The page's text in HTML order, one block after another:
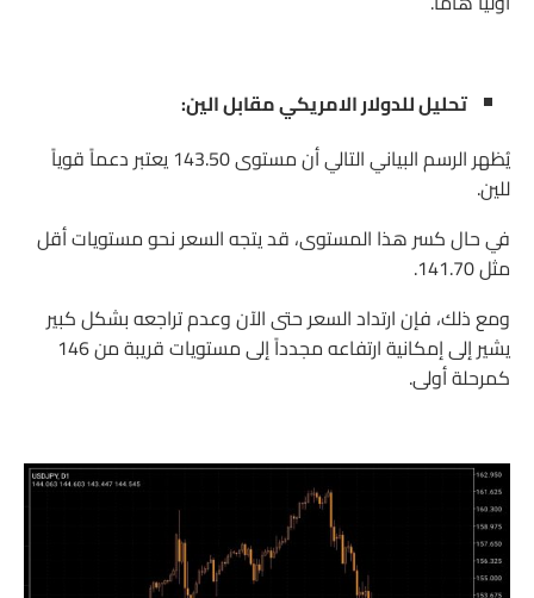
تحليل للدولار الامريكي مقابل الين:
يُظهر الرسم البياني التالي أن مستوى 143.50 يعتبر دعماً قوياً
للين.
في حال كسر هذا المستوى، قد يتجه السعر نحو مستويات أقل
مثل 141.70.
ومع ذلك، فإن ارتداد السعر حتى الآن وعدم تراجعه بشكل كبير
يشير إلى إمكانية ارتفاعه مجدداً إلى مستويات قريبة من 146
كمرحلة أولى.